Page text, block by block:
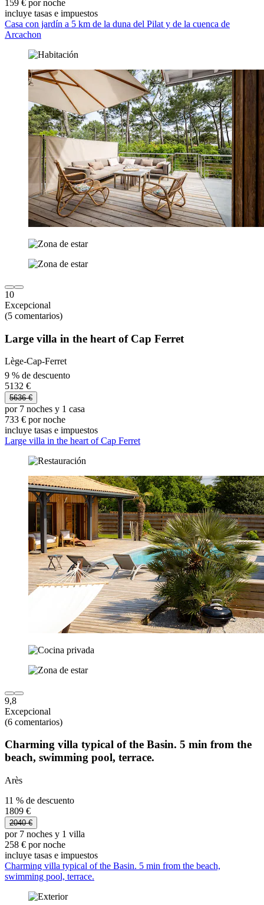
159 € por noche
incluye tasas e impuestos
Casa con jardín a 5 km de la duna del Pilat y de la cuenca de
Arcachon
10
Excepcional
(5 comentarios)
Large villa in the heart of Cap Ferret
Lège-Cap-Ferret
9 % de descuento
5132 €
5636 €
por 7 noches y 1 casa
733 € por noche
incluye tasas e impuestos
Large villa in the heart of Cap Ferret
9,8
Excepcional
(6 comentarios)
Charming villa typical of the Basin. 5 min from the
beach, swimming pool, terrace.
Arès
11 % de descuento
1809 €
2040 €
por 7 noches y 1 villa
258 € por noche
incluye tasas e impuestos
Charming villa typical of the Basin. 5 min from the beach,
swimming pool, terrace.